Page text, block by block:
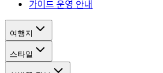
가이드 운영 안내
여행지
스타일